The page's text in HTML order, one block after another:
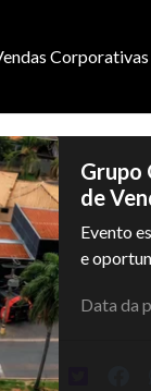
Corporativas
Grupo
de
Evento
e
Data da